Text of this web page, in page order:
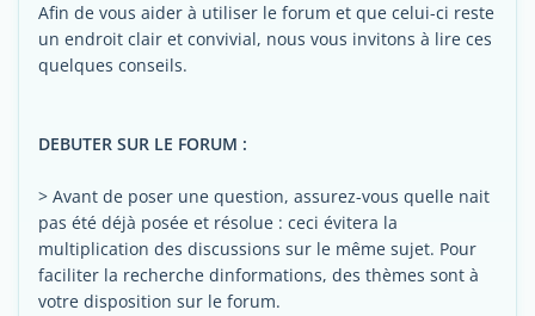
Afin de vous aider à utiliser le forum et que celui-ci reste
un endroit clair et convivial, nous vous invitons à lire ces
quelques conseils.
DEBUTER SUR LE FORUM :
> Avant de poser une question, assurez-vous quelle nait
pas été déjà posée et résolue : ceci évitera la
multiplication des discussions sur le même sujet. Pour
faciliter la recherche dinformations, des thèmes sont à
votre disposition sur le forum.